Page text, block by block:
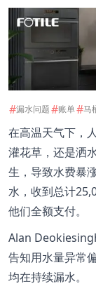
#漏水问题#账单#马
在高温天气下，
灌花草，还是洒
生，导致水费暴
水，收到总计
他们全额支付。
Alan
告知用水量异常
均在持续漏水。